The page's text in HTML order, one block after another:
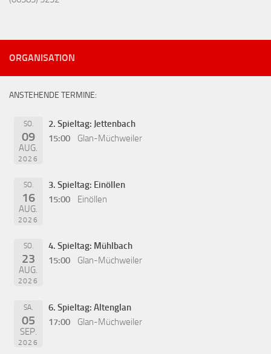
ORGANISATION
ANSTEHENDE TERMINE:
SO.
09
AUG.
2026
2. Spieltag: Jettenbach
15:00
Glan-Müchweiler
SO.
16
AUG.
2026
3. Spieltag: Einöllen
15:00
Einöllen
SO.
23
AUG.
2026
4. Spieltag: Mühlbach
15:00
Glan-Müchweiler
SA.
05
SEP.
2026
6. Spieltag: Altenglan
17:00
Glan-Müchweiler